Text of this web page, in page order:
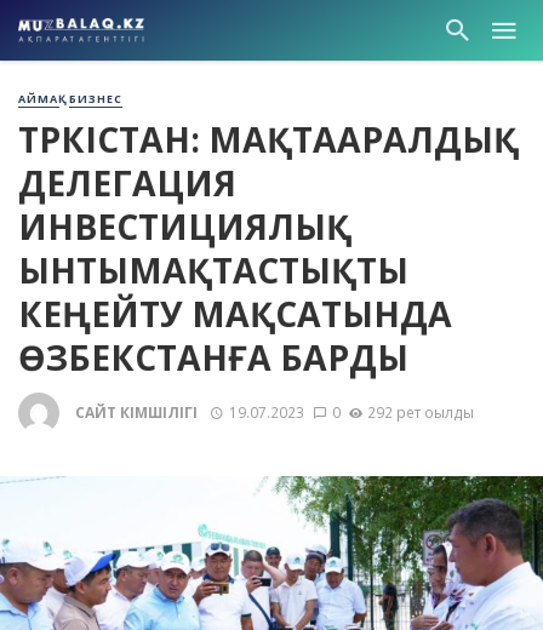
АЙМАҚ БИЗНЕС
ТҮРКІСТАН: МАҚТААРАЛДЫҚ
ДЕЛЕГАЦИЯ
ИНВЕСТИЦИЯЛЫҚ
ЫНТЫМАҚТАСТЫҚТЫ
КЕҢЕЙТУ МАҚСАТЫНДА
ӨЗБЕКСТАНҒА БАРДЫ
САЙТ ӘКІМШІЛІГІ 19.07.2023 0 292 рет оқылды